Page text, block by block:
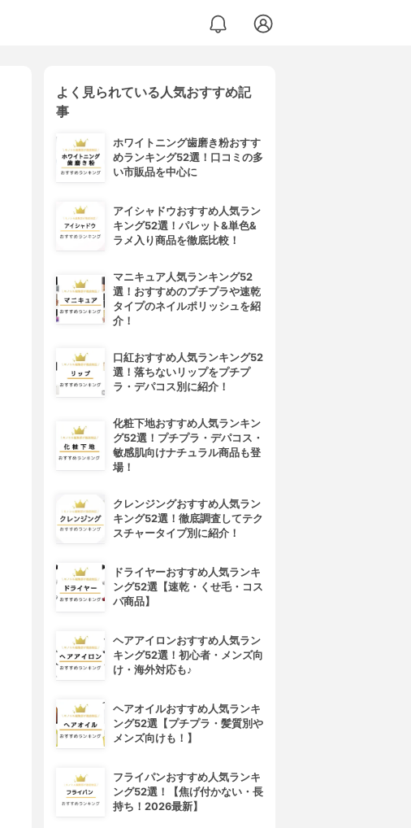
よく見られている人気おすすめ記
事
ホワイトニング歯磨き粉おすす
めランキング52選！口コミの多
い市販品を中心に
アイシャドウおすすめ人気ラン
キング52選！パレット&単色&
ラメ入り商品を徹底比較！
マニキュア人気ランキング52
選！おすすめのプチプラや速乾
タイプのネイルポリッシュを紹
介！
口紅おすすめ人気ランキング52
選！落ちないリップをプチプ
ラ・デパコス別に紹介！
化粧下地おすすめ人気ランキン
グ52選！プチプラ・デパコス・
敏感肌向けナチュラル商品も登
場！
クレンジングおすすめ人気ラン
キング52選！徹底調査してテク
スチャータイプ別に紹介！
ドライヤーおすすめ人気ランキ
ング52選【速乾・くせ毛・コス
パ商品】
ヘアアイロンおすすめ人気ラン
キング52選！初心者・メンズ向
け・海外対応も♪
ヘアオイルおすすめ人気ランキ
ング52選【プチプラ・髪質別や
メンズ向けも！】
フライパンおすすめ人気ランキ
ング52選！【焦げ付かない・長
持ち！2026最新】